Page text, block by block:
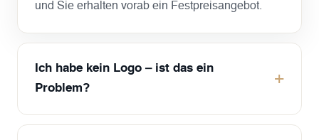
und Sie erhalten vorab ein Festpreisangebot.
Ich habe kein Logo – ist das ein
Problem?